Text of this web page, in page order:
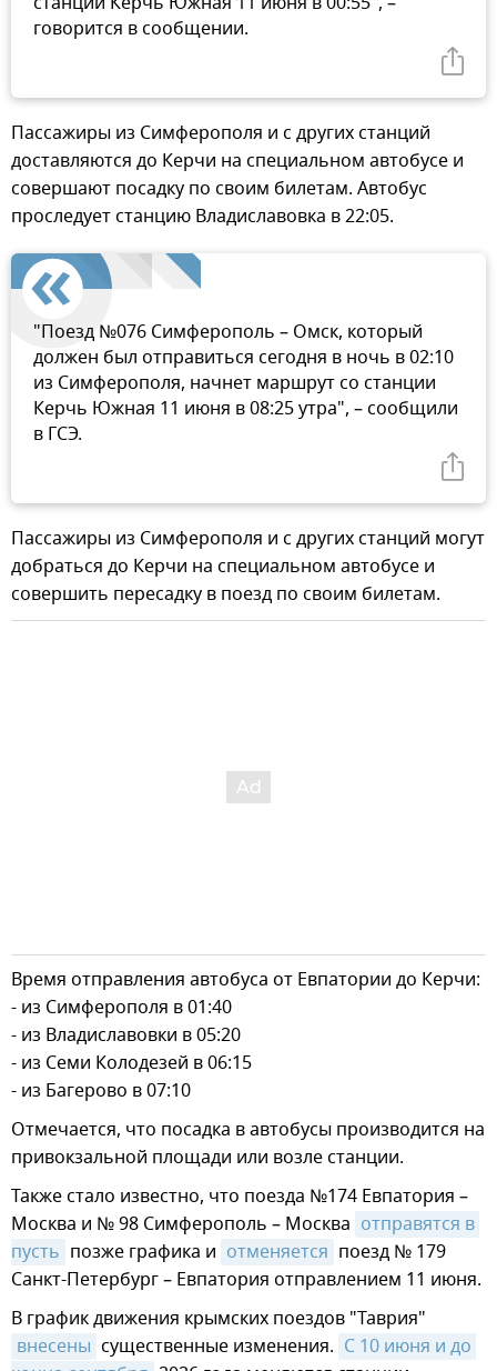
говорится в сообщении.
Пассажиры из Симферополя и с других станций
доставляются до Керчи на специальном автобусе и
совершают посадку по своим билетам. Автобус
проследует станцию Владиславовка в 22:05.
"Поезд №076 Симферополь – Омск, который
должен был отправиться сегодня в ночь в 02:10
из Симферополя, начнет маршрут со станции
Керчь Южная 11 июня в 08:25 утра", – сообщили
в ГСЭ.
Пассажиры из Симферополя и с других станций могут
добраться до Керчи на специальном автобусе и
совершить пересадку в поезд по своим билетам.
Время отправления автобуса от Евпатории до Керчи:
- из Симферополя в 01:40
- из Владиславовки в 05:20
- из Семи Колодезей в 06:15
- из Багерово в 07:10
Отмечается, что посадка в автобусы производится на
привокзальной площади или возле станции.
Также стало известно, что поезда №174 Евпатория –
Москва и № 98 Симферополь – Москва отправятся в
пусть позже графика и отменяется поезд № 179
Санкт-Петербург – Евпатория отправлением 11 июня.
В график движения крымских поездов "Таврия"
внесены существенные изменения. С 10 июня и до